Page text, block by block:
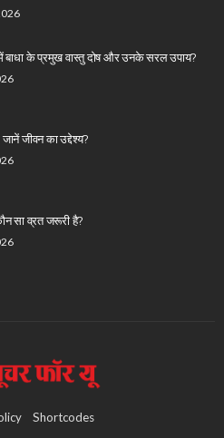
में बाधा के प्रमुख वास्तु दोष और उनके सरल उपाय?
जीवन का उद्देश्य?
सा व्रत जरूरी है?
Shortcodes